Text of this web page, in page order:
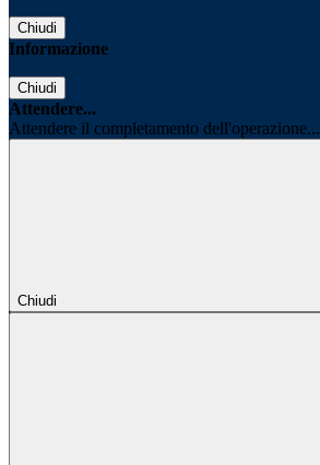
Chiudi
Informazione
Chiudi
Attendere...
Attendere il completamento dell'operazione...
Chiudi